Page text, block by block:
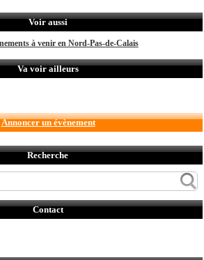
Voir aussi
à venir en Nord-Pas-de-Calais
Va voir ailleurs
Annoncer un évènement
Recherche
Contact